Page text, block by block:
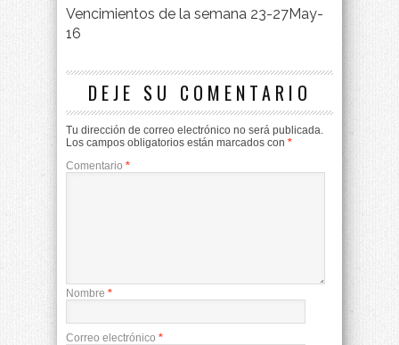
Vencimientos de la semana 23-27May-
16
DEJE SU COMENTARIO
Tu dirección de correo electrónico no será publicada.
Los campos obligatorios están marcados con *
Comentario *
Nombre *
Correo electrónico *